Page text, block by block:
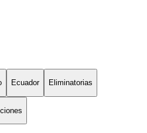
Ecuador Eliminatorias